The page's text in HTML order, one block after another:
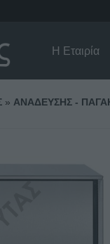
Η Εταιρία
» ΑΝΑΔΕΥΣΗΣ -